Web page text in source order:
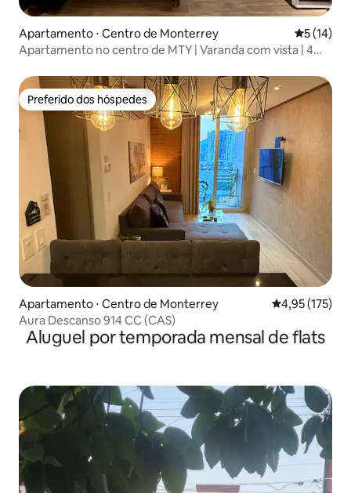
Apartamento ⋅ Centro de Monterrey 5 de uma
5 (14)
Apartamento no centro de MTY | Varanda com vista | 4
Preferido dos hóspedes
Preferido dos hóspedes
Apartamento ⋅ Centro de Monterrey 4,95 de uma
4,95 (175)
Aura Descanso 914 CC (CAS)
Aluguel por temporada mensal de flats